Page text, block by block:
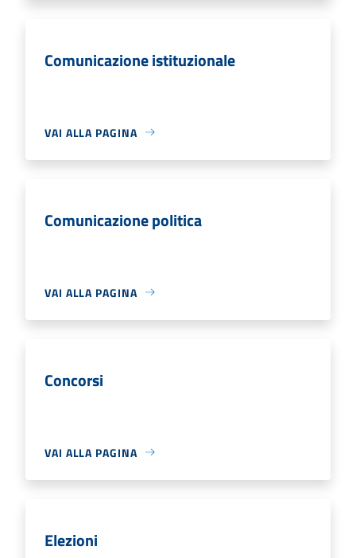
Comunicazione istituzionale
VAI ALLA PAGINA
Comunicazione politica
VAI ALLA PAGINA
Concorsi
VAI ALLA PAGINA
Elezioni